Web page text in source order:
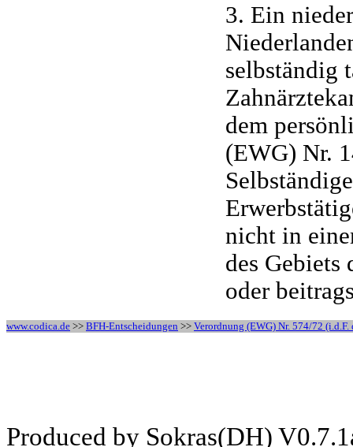
3. Ein
selbständig
dem
(EWG) Nr.
nicht in
des
oder
www.codica.de >> BFH-Entscheidungen >> Verordnung (EWG) Nr. 574/72
Produced by Sokras(DH)